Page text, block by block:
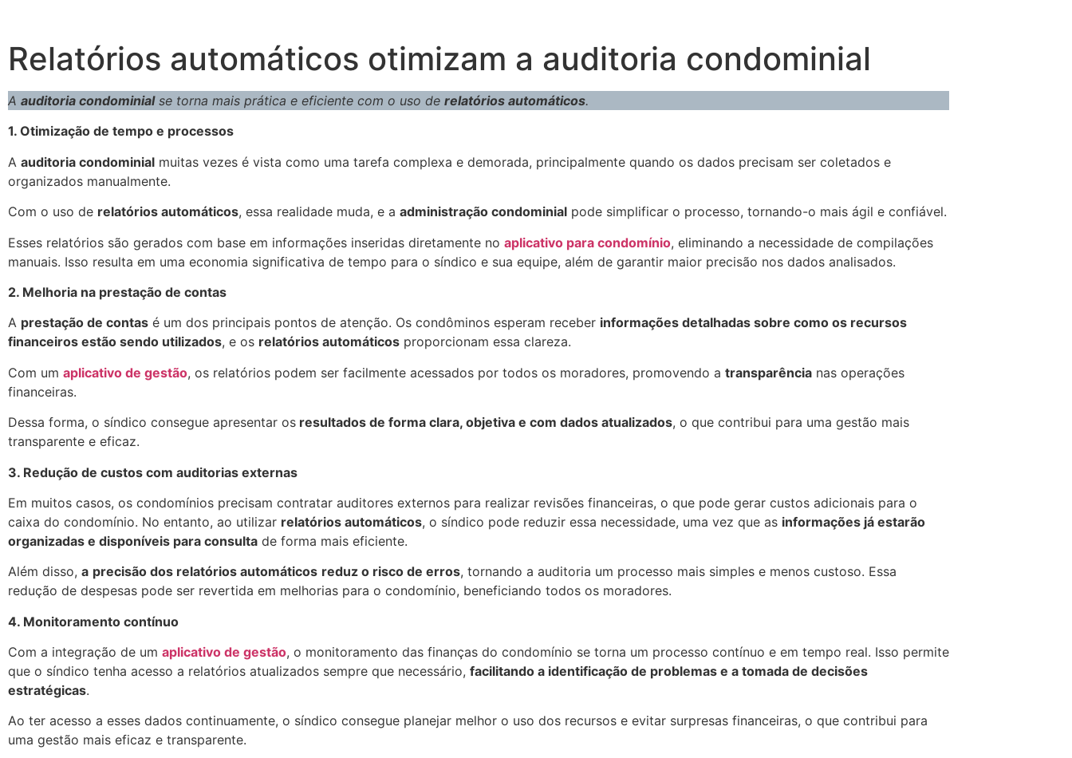
Relatórios automáticos otimizam a auditoria condominial
A auditoria condominialse torna mais prática e eficiente com o uso de relatórios automáticos.
1. Otimização de tempo e processos
A auditoria condominial muitas vezes é vista como uma tarefa complexa e demorada, principalmente quando os dados precisam ser coletados e
organizados manualmente.
Com o uso de relatórios automáticos, essa realidade muda, e a administração condominial pode simplificar o processo, tornando-o mais ágil e confiável.
Esses relatórios são gerados com base em informações inseridas diretamente no aplicativo para condomínio, eliminando a necessidade de compilações
manuais. Isso resulta em uma economia significativa de tempo para o síndico e sua equipe, além de garantir maior precisão nos dados analisados.
2. Melhoria na prestação de contas
A prestação de contas é um dos principais pontos de atenção. Os condôminos esperam receber informações detalhadas sobre como os recursos
financeiros estão sendo utilizados, e os relatórios automáticos proporcionam essa clareza.
Com um aplicativo de gestão, os relatórios podem ser facilmente acessados por todos os moradores, promovendo a transparência nas operações
financeiras.
Dessa forma, o síndico consegue apresentar os resultados de forma clara, objetiva e com dados atualizados, o que contribui para uma gestão mais
transparente e eficaz.
3. Redução de custos com auditorias externas
Em muitos casos, os condomínios precisam contratar auditores externos para realizar revisões financeiras, o que pode gerar custos adicionais para o
caixa do condomínio. No entanto, ao utilizar relatórios automáticos, o síndico pode reduzir essa necessidade, uma vez que as informações já estarão
organizadas e disponíveis para consulta de forma mais eficiente.
Além disso, a precisão dos relatórios automáticos reduz o risco de erros, tornando a auditoria um processo mais simples e menos custoso. Essa
redução de despesas pode ser revertida em melhorias para o condomínio, beneficiando todos os moradores.
4. Monitoramento contínuo
Com a integração de um aplicativo de gestão, o monitoramento das finanças do condomínio se torna um processo contínuo e em tempo real. Isso permite
que o síndico tenha acesso a relatórios atualizados sempre que necessário, facilitando a identificação de problemas e a tomada de decisões
estratégicas.
Ao ter acesso a esses dados continuamente, o síndico consegue planejar melhor o uso dos recursos e evitar surpresas financeiras, o que contribui para
uma gestão mais eficaz e transparente.